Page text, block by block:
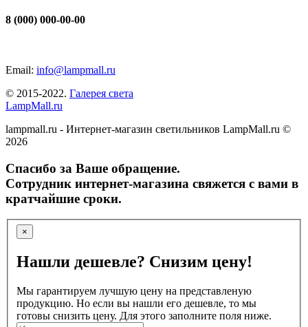
8 (000) 000-00-00
Email: info@lampmall.ru
© 2015-2022. Галерея света
LampMall.ru
lampmall.ru - Интернет-магазин светильников LampMall.ru ©
2026
Спасибо за Ваше обращение.
Сотрудник интернет-магазина свяжется с вами в
кратчайшие сроки.
×
Нашли дешевле? Снизим цену!
Мы гарантируем лучшую цену на представленую
продукцию. Но если вы нашли его дешевле, то мы
готовы снизить цену. Для этого заполните поля ниже.